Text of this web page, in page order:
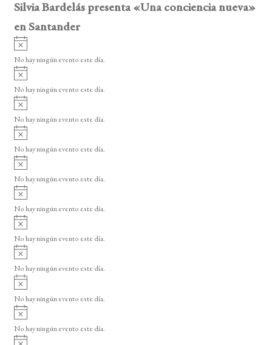
Silvia Bardelás presenta «Una conciencia nueva»
en Santander
A
v
i
o
No hay ningún evento este día.
A
v
i
o
No hay ningún evento este día.
A
v
i
o
No hay ningún evento este día.
A
v
i
o
No hay ningún evento este día.
A
v
i
o
No hay ningún evento este día.
A
v
i
o
No hay ningún evento este día.
A
v
i
o
No hay ningún evento este día.
A
v
i
o
No hay ningún evento este día.
A
v
i
o
No hay ningún evento este día.
A
v
i
No hay ningún evento este día.
A